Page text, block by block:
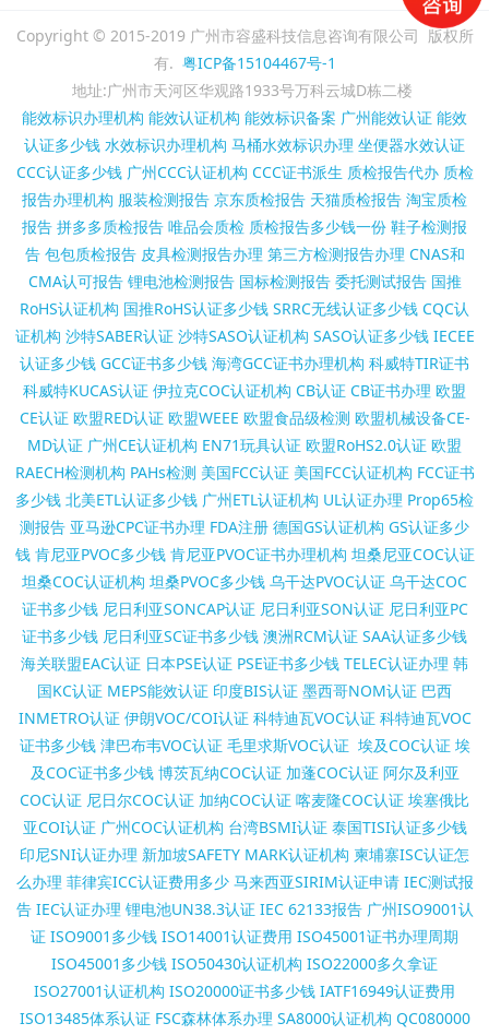
Copyright © 2015-2019 广州市容盛科技信息咨询有限公司 版权所
有. 粤ICP备15104467号-1
地址:广州市天河区华观路1933号万科云城D栋二楼
能效标识办理机构 能效认证机构 能效标识备案 广州能效认证 能效
认证多少钱 水效标识办理机构 马桶水效标识办理 坐便器水效认证
CCC认证多少钱 广州CCC认证机构 CCC证书派生 质检报告代办 质检
报告办理机构 服装检测报告 京东质检报告 天猫质检报告 淘宝质检
报告 拼多多质检报告 唯品会质检 质检报告多少钱一份 鞋子检测报
告 包包质检报告 皮具检测报告办理 第三方检测报告办理 CNAS和
CMA认可报告 锂电池检测报告 国标检测报告 委托测试报告 国推
RoHS认证机构 国推RoHS认证多少钱 SRRC无线认证多少钱 CQC认
证机构 沙特SABER认证 沙特SASO认证机构 SASO认证多少钱 IECEE
认证多少钱 GCC证书多少钱 海湾GCC证书办理机构 科威特TIR证书
科威特KUCAS认证 伊拉克COC认证机构 CB认证 CB证书办理 欧盟
CE认证 欧盟RED认证 欧盟WEEE 欧盟食品级检测 欧盟机械设备CE-
MD认证 广州CE认证机构 EN71玩具认证 欧盟RoHS2.0认证 欧盟
RAECH检测机构 PAHs检测 美国FCC认证 美国FCC认证机构 FCC证书
多少钱 北美ETL认证多少钱 广州ETL认证机构 UL认证办理 Prop65检
测报告 亚马逊CPC证书办理 FDA注册 德国GS认证机构 GS认证多少
钱 肯尼亚PVOC多少钱 肯尼亚PVOC证书办理机构 坦桑尼亚COC认证
坦桑COC认证机构 坦桑PVOC多少钱 乌干达PVOC认证 乌干达COC
证书多少钱 尼日利亚SONCAP认证 尼日利亚SON认证 尼日利亚PC
证书多少钱 尼日利亚SC证书多少钱 澳洲RCM认证 SAA认证多少钱
海关联盟EAC认证 日本PSE认证 PSE证书多少钱 TELEC认证办理 韩
国KC认证 MEPS能效认证 印度BIS认证 墨西哥NOM认证 巴西
INMETRO认证 伊朗VOC/COI认证 科特迪瓦VOC认证 科特迪瓦VOC
证书多少钱 津巴布韦VOC认证 毛里求斯VOC认证 埃及COC认证 埃
及COC证书多少钱 博茨瓦纳COC认证 加蓬COC认证 阿尔及利亚
COC认证 尼日尔COC认证 加纳COC认证 喀麦隆COC认证 埃塞俄比
亚COI认证 广州COC认证机构 台湾BSMI认证 泰国TISI认证多少钱
印尼SNI认证办理 新加坡SAFETY MARK认证机构 柬埔寨ISC认证怎
么办理 菲律宾ICC认证费用多少 马来西亚SIRIM认证申请 IEC测试报
告 IEC认证办理 锂电池UN38.3认证 IEC 62133报告 广州ISO9001认
证 ISO9001多少钱 ISO14001认证费用 ISO45001证书办理周期
ISO45001多少钱 ISO50430认证机构 ISO22000多久拿证
ISO27001认证机构 ISO20000证书多少钱 IATF16949认证费用
ISO13485体系认证 FSC森林体系办理 SA8000认证机构 QC080000